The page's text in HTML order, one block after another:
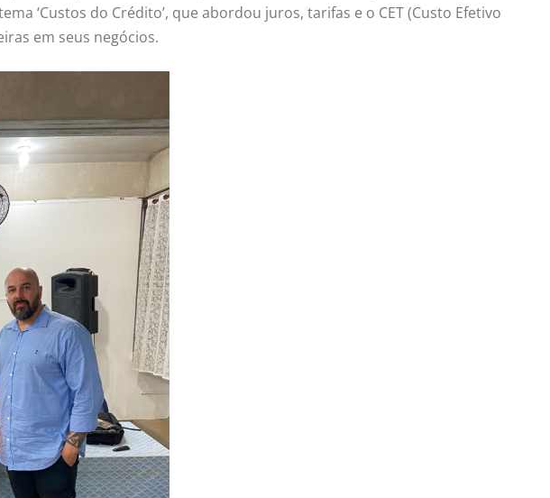
‘Custos do Crédito’, que abordou juros, tarifas e o CET (Custo Efetivo
em seus negócios.